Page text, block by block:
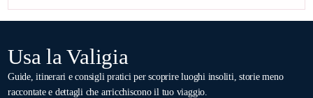
Usa la Valigia
Guide, itinerari e consigli pratici per scoprire luoghi insoliti, storie meno
raccontate e dettagli che arricchiscono il tuo viaggio.